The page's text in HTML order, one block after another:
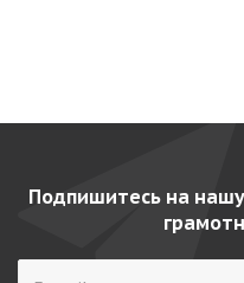
Подпишитесь на нашу